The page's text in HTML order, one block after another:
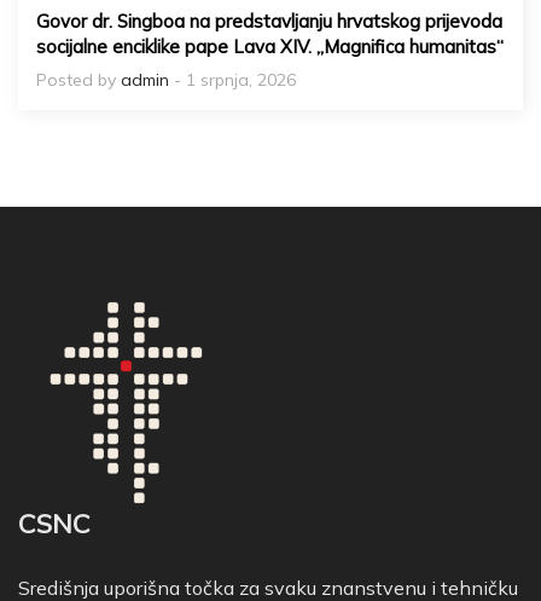
Govor dr. Singboa na predstavljanju hrvatskog prijevoda
socijalne enciklike pape Lava XIV. „Magnifica humanitas“
Posted by admin - 1 srpnja, 2026
CSNC
Središnja uporišna točka za svaku znanstvenu i tehničku